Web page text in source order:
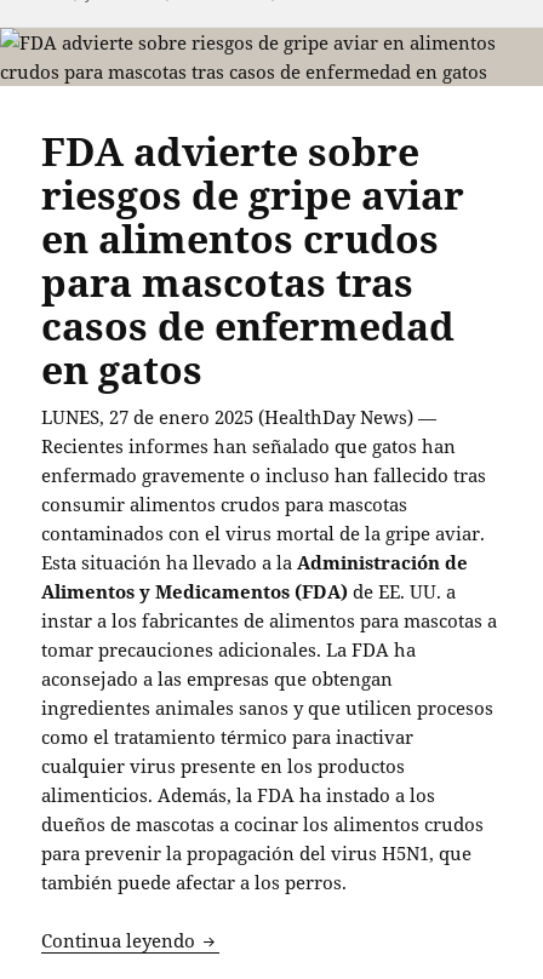
FDA advierte sobre
riesgos de gripe aviar
en alimentos crudos
para mascotas tras
casos de enfermedad
en gatos
LUNES, 27 de enero 2025 (HealthDay News) —
Recientes informes han señalado que gatos han
enfermado gravemente o incluso han fallecido tras
consumir alimentos crudos para mascotas
contaminados con el virus mortal de la gripe aviar.
Esta situación ha llevado a la Administración de
Alimentos y Medicamentos (FDA) de EE. UU. a
instar a los fabricantes de alimentos para mascotas a
tomar precauciones adicionales. La FDA ha
aconsejado a las empresas que obtengan
ingredientes animales sanos y que utilicen procesos
como el tratamiento térmico para inactivar
cualquier virus presente en los productos
alimenticios. Además, la FDA ha instado a los
dueños de mascotas a cocinar los alimentos crudos
para prevenir la propagación del virus H5N1, que
también puede afectar a los perros.
Continua leyendo FDA advierte sobre riesgos de gripe